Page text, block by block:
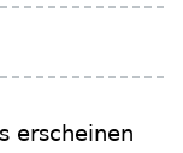
erscheinen